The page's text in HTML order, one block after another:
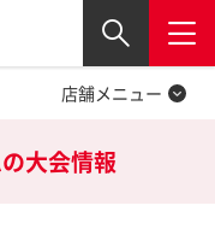
閉じる
店舗メニュー
大会情報